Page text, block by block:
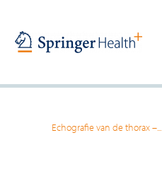
Echografie van de thorax –...